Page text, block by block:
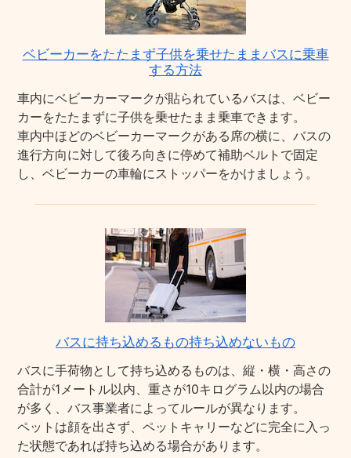
ベビーカーをたたまず子供を乗せたままバスに乗車
する方法
車内にベビーカーマークが貼られているバスは、ベビー
カーをたたまずに子供を乗せたまま乗車できます。
車内中ほどのベビーカーマークがある席の横に、バスの
進行方向に対して後ろ向きに停めて補助ベルトで固定
し、ベビーカーの車輪にストッパーをかけましょう。
バスに持ち込めるもの持ち込めないもの
バスに手荷物として持ち込めるものは、縦・横・高さの
合計が1メートル以内、重さが10キログラム以内の場合
が多く、バス事業者によってルールが異なります。
ペットは顔を出さず、ペットキャリーなどに完全に入っ
た状態であれば持ち込める場合があります。